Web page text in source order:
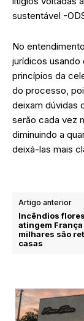
sustentável -
No
jurídicos usando
princípios da
do processo,
deixam dúvidas
serão cada vez
diminuindo a
deixá-las mais
Artigo anterior
Incêndios
atingem França
milhares são
casas